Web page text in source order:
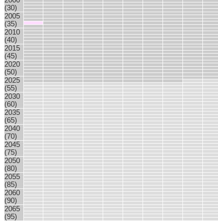
(30)
2005
(35)
2010
(40)
2015
(45)
2020
(50)
2025
(55)
2030
(60)
2035
(65)
2040
(70)
2045
(75)
2050
(80)
2055
(85)
2060
(90)
2065
(95)